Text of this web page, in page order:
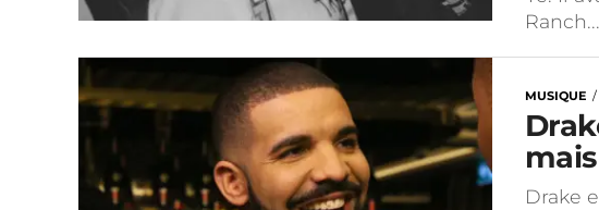
Ranch...
MUSIQUE
Drake